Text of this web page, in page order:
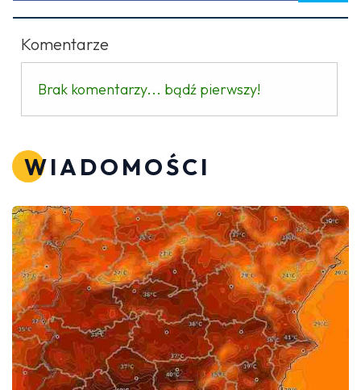
Komentarze
Brak komentarzy... bądź pierwszy!
WIADOMOŚCI